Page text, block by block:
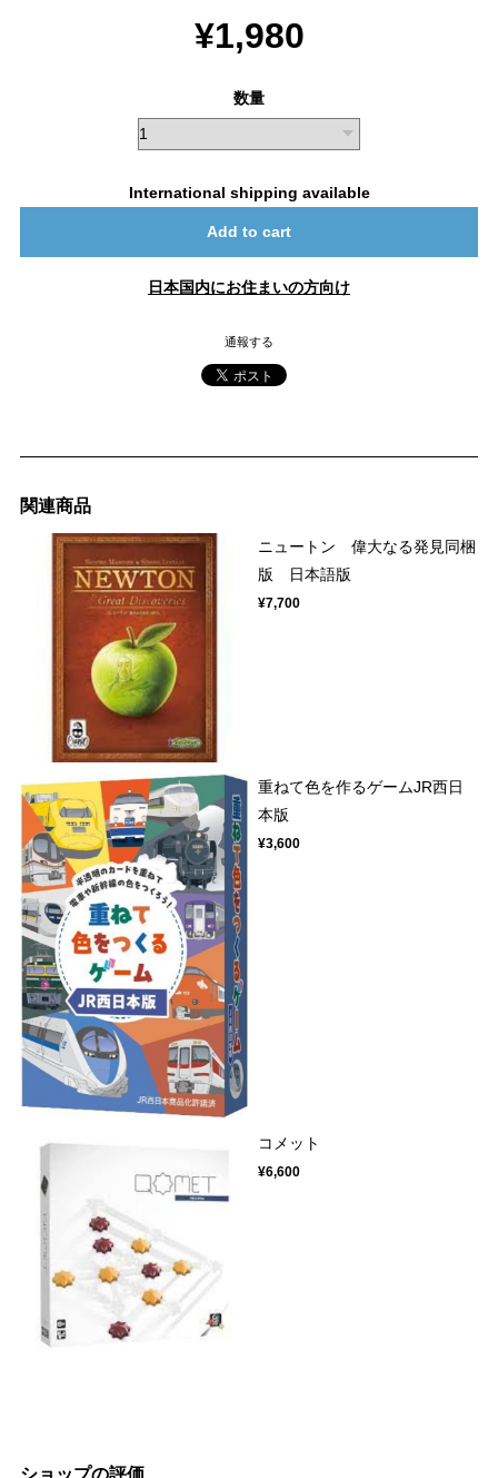
¥1,980
数量
International shipping available
Add to cart
日本国内にお住まいの方向け
通報する
関連商品
ニュートン 偉大なる発見同梱
版 日本語版
¥7,700
重ねて色を作るゲームJR西日
本版
¥3,600
コメット
¥6,600